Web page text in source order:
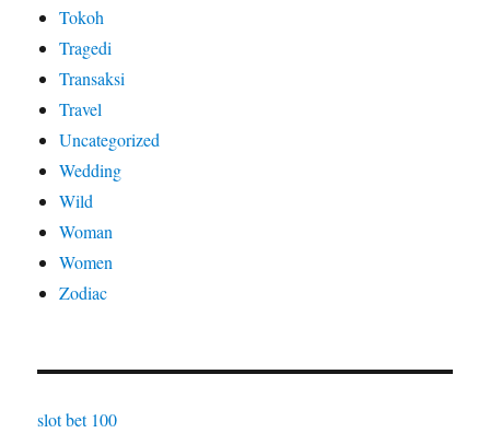
Tokoh
Tragedi
Transaksi
Travel
Uncategorized
Wedding
Wild
Woman
Women
Zodiac
slot bet 100